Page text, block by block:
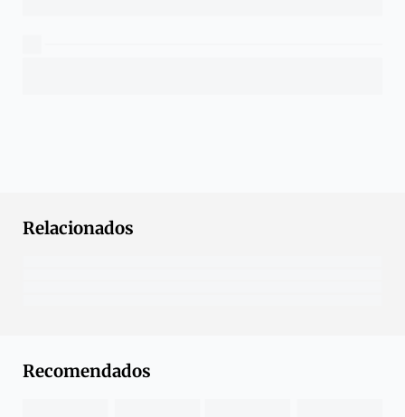
Relacionados
Recomendados